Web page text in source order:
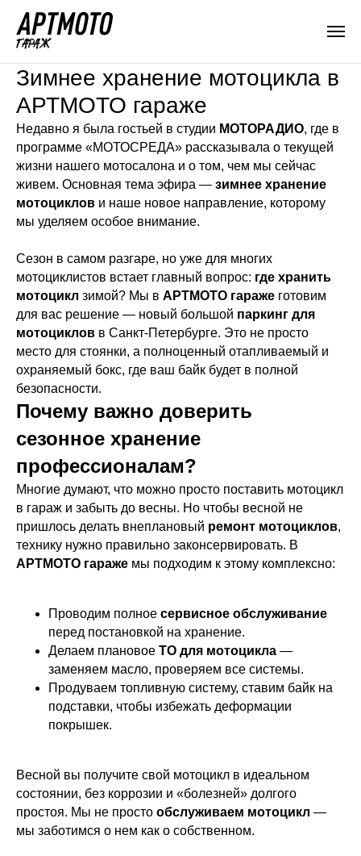
Зимнее хранение мотоцикла в
АРТМОТО гараже
Недавно я была гостьей в студии МОТОРАДИО, где в
программе «МОТОСРЕДА» рассказывала о текущей
жизни нашего мотосалона и о том, чем мы сейчас
живем. Основная тема эфира — зимнее хранение
мотоциклов и наше новое направление, которому
мы уделяем особое внимание.
Сезон в самом разгаре, но уже для многих
мотоциклистов встает главный вопрос: где хранить
мотоцикл зимой? Мы в АРТМОТО гараже готовим
для вас решение — новый большой паркинг для
мотоциклов в Санкт-Петербурге. Это не просто
место для стоянки, а полноценный отапливаемый и
охраняемый бокс, где ваш байк будет в полной
безопасности.
Почему важно доверить
сезонное хранение
профессионалам?
Многие думают, что можно просто поставить мотоцикл
в гараж и забыть до весны. Но чтобы весной не
пришлось делать внеплановый ремонт мотоциклов,
технику нужно правильно законсервировать. В
АРТМОТО гараже мы подходим к этому комплексно:
Проводим полное сервисное обслуживание
перед постановкой на хранение.
Делаем плановое ТО для мотоцикла —
заменяем масло, проверяем все системы.
Продуваем топливную систему, ставим байк на
подставки, чтобы избежать деформации
покрышек.
Весной вы получите свой мотоцикл в идеальном
состоянии, без коррозии и «болезней» долгого
простоя. Мы не просто обслуживаем мотоцикл —
мы заботимся о нем как о собственном.